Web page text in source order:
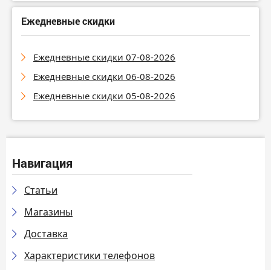
Ежедневные скидки
Ежедневные скидки 07-08-2026
Ежедневные скидки 06-08-2026
Ежедневные скидки 05-08-2026
Навигация
Статьи
Магазины
Доставка
Характеристики телефонов